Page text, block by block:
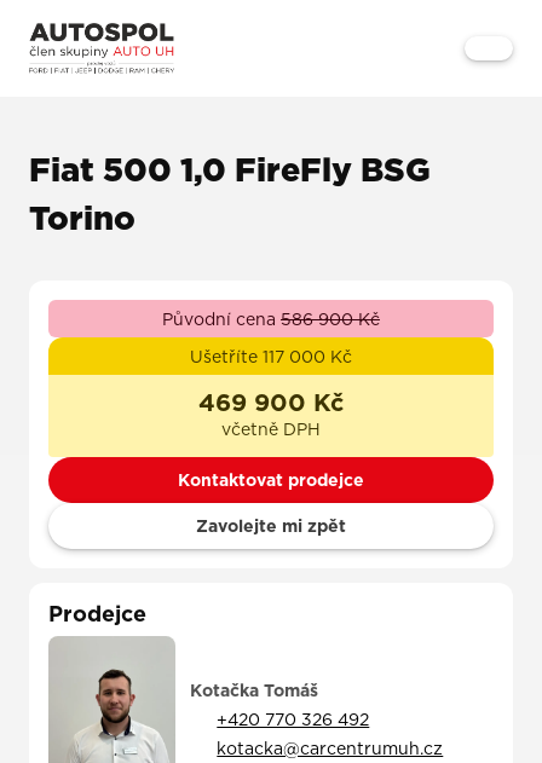
Fiat 500 1,0 FireFly BSG
Torino
Původní cena 586 900 Kč
Ušetříte 117 000 Kč
469 900 Kč
včetně DPH
Kontaktovat prodejce
Zavolejte mi zpět
Prodejce
Kotačka Tomáš
+420 770 326 492
kotacka@carcentrumuh.cz